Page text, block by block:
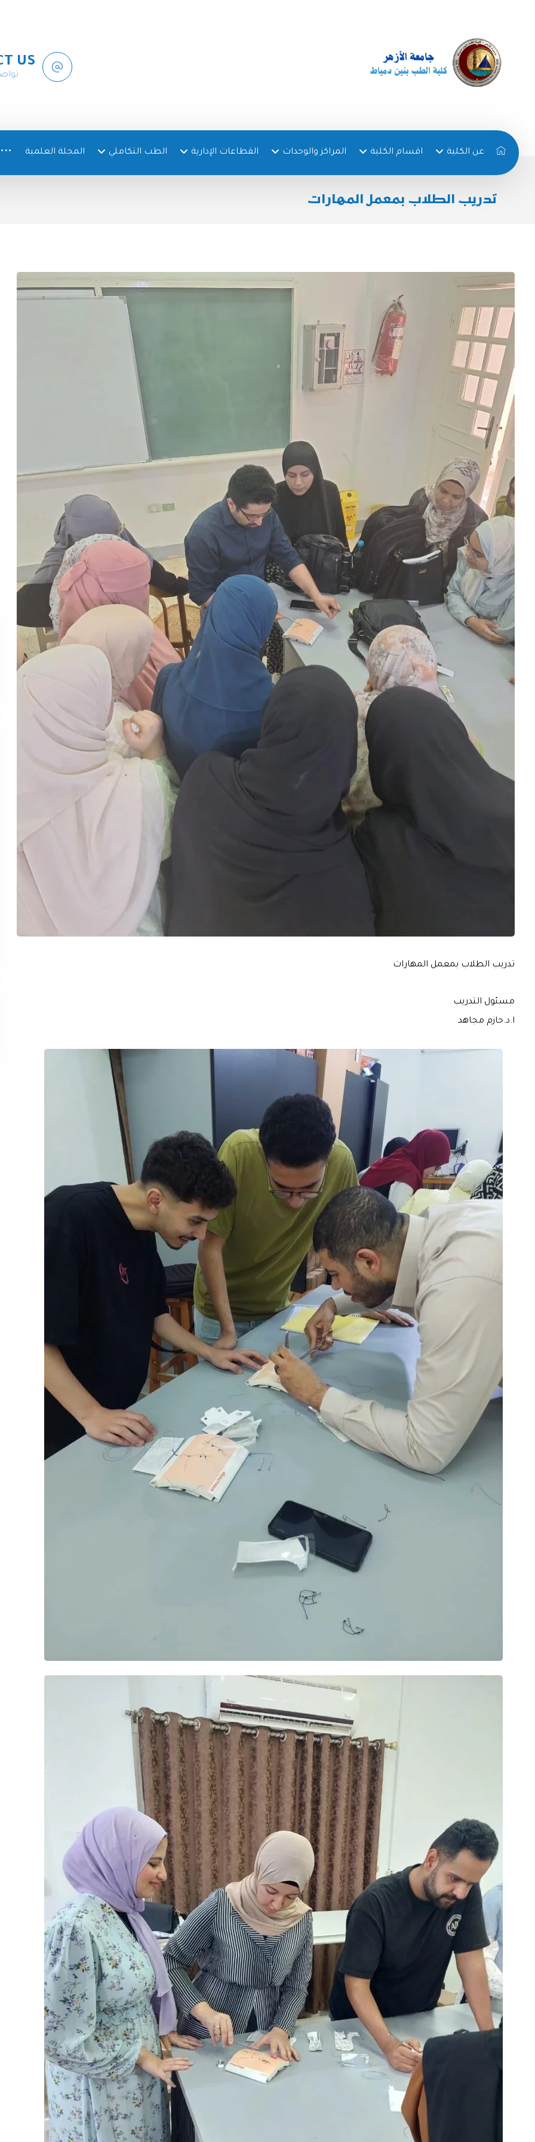
US
عن الكلية اقسام الكلية المراكز والوحدات القطاعات الإدارية الطب التكاملي المجلة العلمية
تدريب الطلاب بمعمل المهارات
تدريب الطلاب بمعمل المهارات
مسئول التدريب
ا.د.حازم مجاهد